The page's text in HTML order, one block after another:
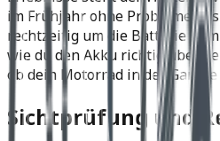
im Frühjahr ohne Probleme
rechtzeitig um die Batterie
wie du den Akku richtig über
ob dein Motorrad in der
Sichtprüfung und